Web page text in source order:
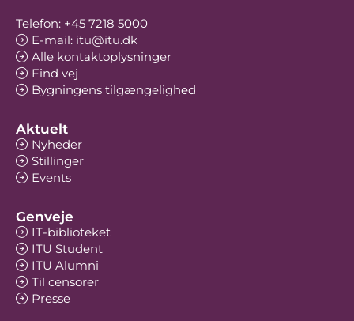
Telefon: +45 7218 5000
E-mail: itu@itu.dk
Alle kontaktoplysninger
Find vej
Bygningens tilgængelighed
Aktuelt
Nyheder
Stillinger
Events
Genveje
IT-biblioteket
ITU Student
ITU Alumni
Til censorer
Presse